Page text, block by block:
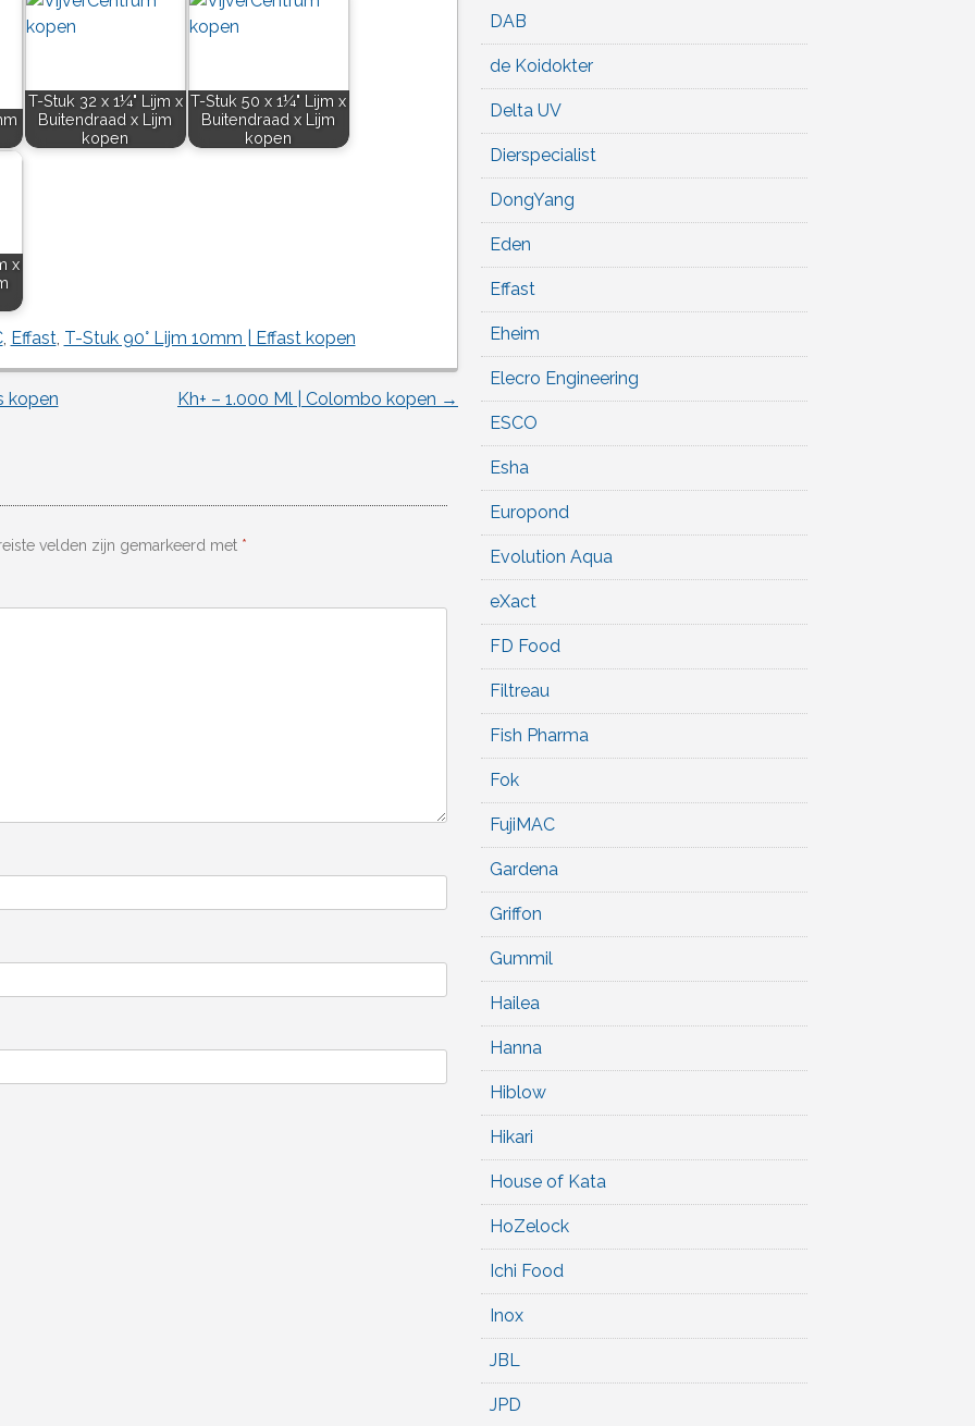
T-Stuk 32 x 1¼" Lijm x
Buitendraad x Lijm
kopen
T-Stuk 50 x 1¼" Lijm x
Buitendraad x Lijm
kopen
x
, Effast, T-Stuk 90° Lijm 10mm | Effast kopen
kopen Kh+ – 1.000 Ml | Colombo kopen →
velden zijn gemarkeerd met *
DAB
de Koidokter
Delta UV
Dierspecialist
DongYang
Eden
Effast
Eheim
Elecro Engineering
ESCO
Esha
Europond
Evolution Aqua
eXact
FD Food
Filtreau
Fish Pharma
Fok
FujiMAC
Gardena
Griffon
Gummil
Hailea
Hanna
Hiblow
Hikari
House of Kata
HoZelock
Ichi Food
Inox
JBL
JPD